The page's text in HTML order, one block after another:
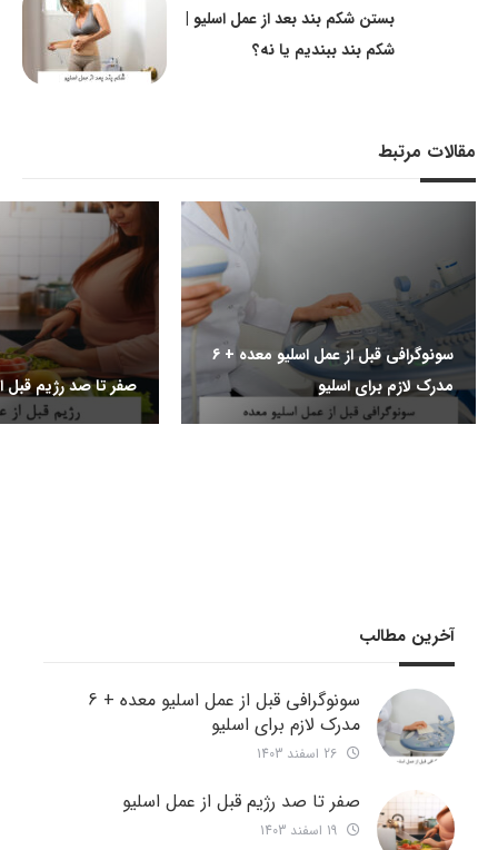
بستن شکم بند بعد از عمل اسلیو |
شکم بند ببندیم یا نه؟
مقالات مرتبط
سونوگرافی قبل از عمل اسلیو معده + 6
مدرک لازم برای اسلیو
صفر تا صد رژیم قبل
آخرین مطالب
سونوگرافی قبل از عمل اسلیو معده + 6
مدرک لازم برای اسلیو
صفر تا صد رژیم قبل از عمل اسلیو